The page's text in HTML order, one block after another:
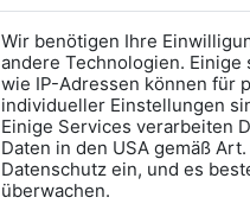
Wir benötigen Ihre
andere Technologien.
wie IP-Adressen können für
individueller Einstellungen
Einige Services verarbeiten
Daten in den USA gemäß
Datenschutz ein, und es
überwachen.